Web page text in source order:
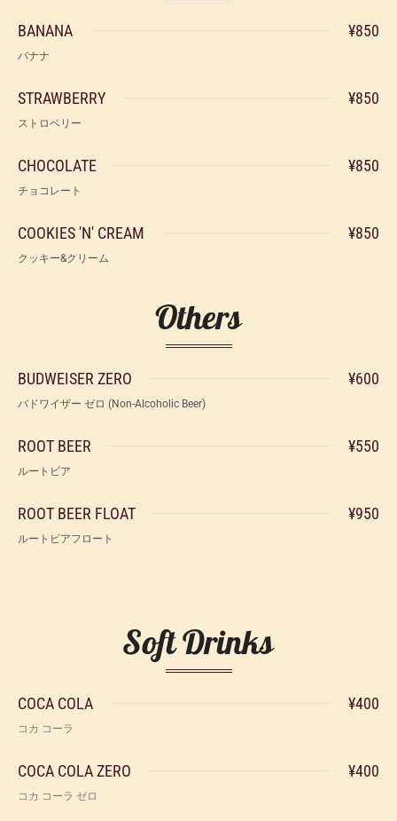
BANANA ¥850
バナナ
STRAWBERRY ¥850
ストロベリー
CHOCOLATE ¥850
チョコレート
COOKIES 'N' CREAM ¥850
クッキー&クリーム
Others
BUDWEISER ZERO ¥600
バドワイザー ゼロ (Non-Alcoholic Beer)
ROOT BEER ¥550
ルートビア
ROOT BEER FLOAT ¥950
ルートビアフロート
Soft Drinks
COCA COLA ¥400
コカ コーラ
COCA COLA ZERO ¥400
コカ コーラ ゼロ